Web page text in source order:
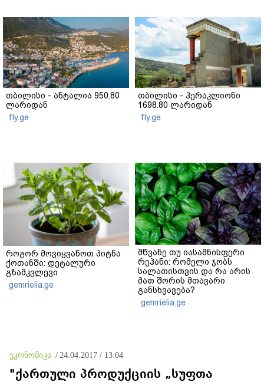
თბილისი - ანტალია 950.80
ლარიდან
fly.ge
თბილისი - ჰერაკლიონი
1698.80 ლარიდან
fly.ge
როგორ მოვიყვანოთ პიტნა
ქოთანში: დეტალური
გზამკვლევი
gemrielia.ge
მწვანე თუ იასამნისფერი
რეჰანი: რომელი ჯობს
სალათისთვის და რა არის
მათ შორის მთავარი
განსხვავება?
gemrielia.ge
ეკონომიკა / 24.04.2017 / 13:04
"ქართული პროდუქციის „სუფთა